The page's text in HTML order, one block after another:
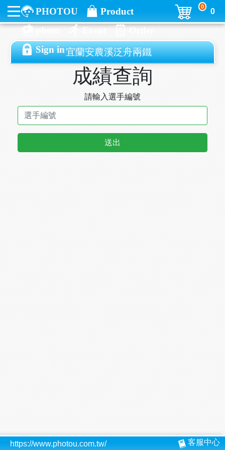
PHOTOU
Product
photo
Event
Order
Sign in
0
0
宜蘭安農溪泛舟兩鐵
成績查詢
請輸入選手編號
https://www.photou.com.tw/ 客服中心